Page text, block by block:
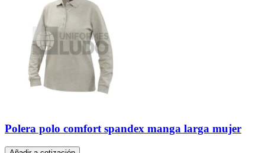
Polera polo comfort spandex manga larga mujer